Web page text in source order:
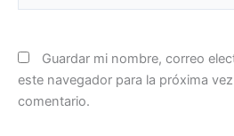
Guardar mi nombre, correo
este navegador para la próxima
comentario.